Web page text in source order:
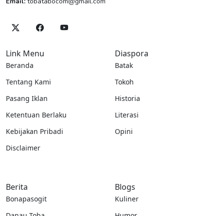
Link Menu
Beranda
Tentang Kami
Pasang Iklan
Ketentuan Berlaku
Kebijakan Pribadi
Disclaimer
Diaspora
Batak
Tokoh
Historia
Literasi
Opini
Berita
Bonapasogit
Blogs
Kuliner